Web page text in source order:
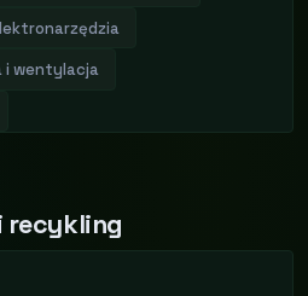
i wentylacja
recykling